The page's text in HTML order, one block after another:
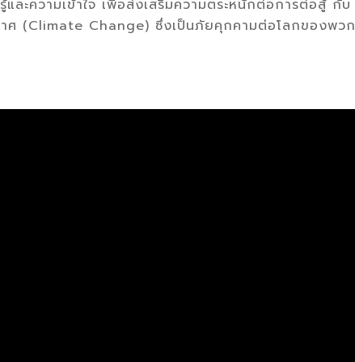
ละความเข้าใจ เพื่อส่งเสริมความตระหนักต่อการต่อสู้ กับ
ศ (Climate Change) ซึ่งเป็นภัยคุกคามต่อโลกของพวก